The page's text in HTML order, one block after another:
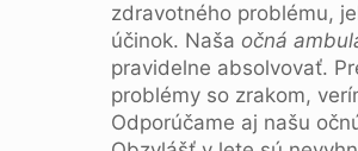
zdravotného problému,
účinok. Naša očná
pravidelne absolvovať.
problémy so zrakom,
Odporúčame aj našu